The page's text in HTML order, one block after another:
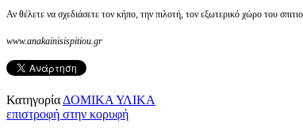
Αν θέλετε να σχεδιάσετε τον κήπο, την πιλοτή, τον εξωτερικό χώρο του
www.anakainisispitiou.gr
Κατηγορία ΔΟΜΙΚΑ ΥΛΙΚΑ
επιστροφή στην κορυφή